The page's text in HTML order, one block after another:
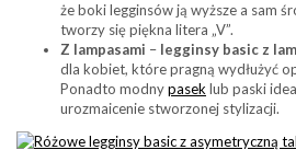
że boki legginsów ją wyższe a sam
tworzy się piękna litera „V”.
Z lampasami – legginsy basic z
dla kobiet, które pragną wydłużyć
Ponadto modnypasek lub paski
urozmaicenie stworzonej stylizacji.